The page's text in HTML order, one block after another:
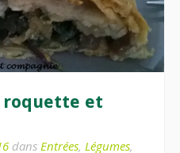
roquette et
dans Entrées, Légumes,